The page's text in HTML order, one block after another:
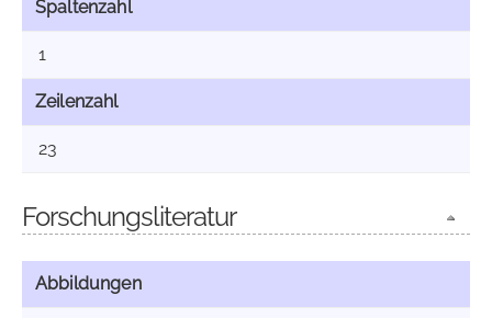
Spaltenzahl
1
Zeilenzahl
23
Forschungsliteratur
Abbildungen